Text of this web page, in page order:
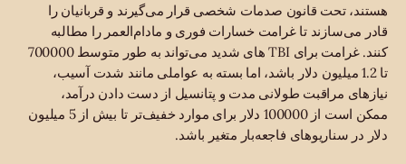
هستند، تحت قانون صدمات شخصی قرار می‌گیرند و قربانیان را
قادر می‌سازند تا غرامت خسارات فوری و مادام‌العمر را مطالبه
کنند. غرامت برای TBI های شدید می‌تواند به طور متوسط 700000
تا 1.2 میلیون دلار باشد، اما بسته به عواملی مانند شدت آسیب،
نیازهای مراقبت طولانی مدت و پتانسیل از دست دادن درآمد،
ممکن است از 100000 دلار برای موارد خفیف‌تر تا بیش از 5 میلیون
دلار در سناریوهای فاجعه‌بار متغیر باشد.